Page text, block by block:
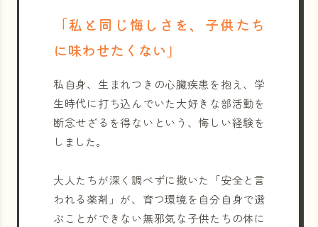
「私と同じ悔しさを、子供たち
に味わせたくない」
私自身、生まれつきの心臓疾患を抱え、学
生時代に打ち込んでいた大好きな部活動を
断念せざるを得ないという、悔しい経験を
しました。
大人たちが深く調べずに撒いた「安全と言
われる薬剤」が、育つ環境を自分自身で選
ぶことができない無邪気な子供たちの体に